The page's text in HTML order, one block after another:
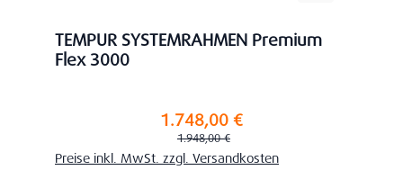
TEMPUR SYSTEMRAHMEN Premium
Flex 3000
Verkaufspreis:1.748,00 €
Regulärer Preis:
1.948,00 €
Preise inkl. MwSt. zzgl. Versandkosten